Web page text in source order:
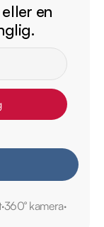
en
360° kamera